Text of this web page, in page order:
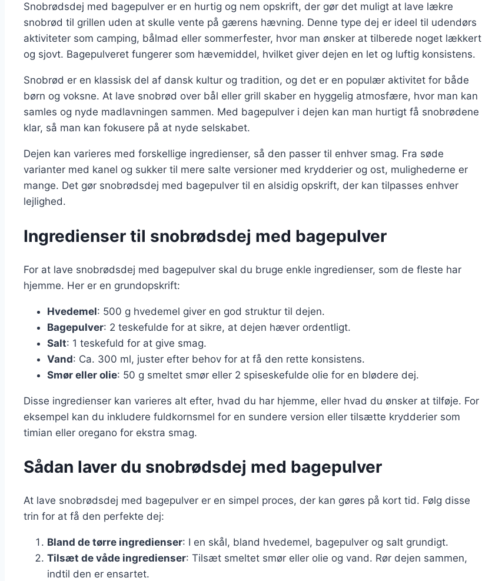
Snobrødsdej med bagepulver er en hurtig og nem opskrift, der gør det muligt at lave lækre
snobrød til grillen uden at skulle vente på gærens hævning. Denne type dej er ideel til udendørs
aktiviteter som camping, bålmad eller sommerfester, hvor man ønsker at tilberede noget lækkert
og sjovt. Bagepulveret fungerer som hævemiddel, hvilket giver dejen en let og luftig konsistens.
Snobrød er en klassisk del af dansk kultur og tradition, og det er en populær aktivitet for både
børn og voksne. At lave snobrød over bål eller grill skaber en hyggelig atmosfære, hvor man kan
samles og nyde madlavningen sammen. Med bagepulver i dejen kan man hurtigt få snobrødene
klar, så man kan fokusere på at nyde selskabet.
Dejen kan varieres med forskellige ingredienser, så den passer til enhver smag. Fra søde
varianter med kanel og sukker til mere salte versioner med krydderier og ost, mulighederne er
mange. Det gør snobrødsdej med bagepulver til en alsidig opskrift, der kan tilpasses enhver
lejlighed.
Ingredienser til snobrødsdej med bagepulver
For at lave snobrødsdej med bagepulver skal du bruge enkle ingredienser, som de fleste har
hjemme. Her er en grundopskrift:
Hvedemel: 500 g hvedemel giver en god struktur til dejen.
Bagepulver: 2 teskefulde for at sikre, at dejen hæver ordentligt.
Salt: 1 teskefuld for at give smag.
Vand: Ca. 300 ml, juster efter behov for at få den rette konsistens.
Smør eller olie: 50 g smeltet smør eller 2 spiseskefulde olie for en blødere dej.
Disse ingredienser kan varieres alt efter, hvad du har hjemme, eller hvad du ønsker at tilføje. For
eksempel kan du inkludere fuldkornsmel for en sundere version eller tilsætte krydderier som
timian eller oregano for ekstra smag.
Sådan laver du snobrødsdej med bagepulver
At lave snobrødsdej med bagepulver er en simpel proces, der kan gøres på kort tid. Følg disse
trin for at få den perfekte dej:
Bland de tørre ingredienser: I en skål, bland hvedemel, bagepulver og salt grundigt.
Tilsæt de våde ingredienser: Tilsæt smeltet smør eller olie og vand. Rør dejen sammen,
indtil den er ensartet.